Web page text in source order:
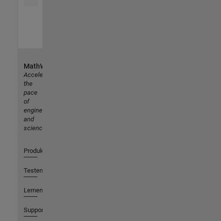
MathWorks
Accelerating
the
pace
of
engineering
and
science
Produkte
Testen oder Kaufen
Lernen
Support